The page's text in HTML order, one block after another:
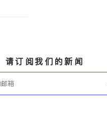
请订阅我们的新闻